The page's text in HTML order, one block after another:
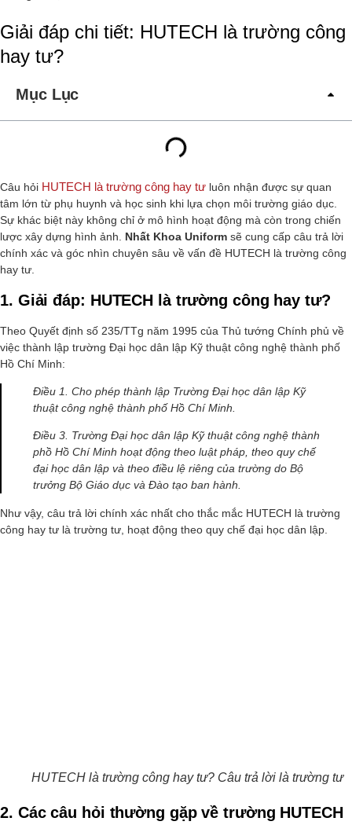
Giải đáp chi tiết: HUTECH là trường công
hay tư?
Mục Lục
Câu hỏi HUTECH là trường công hay tư luôn nhận được sự quan
tâm lớn từ phụ huynh và học sinh khi lựa chọn môi trường giáo dục.
Sự khác biệt này không chỉ ở mô hình hoạt động mà còn trong chiến
lược xây dựng hình ảnh. Nhất Khoa Uniform sẽ cung cấp câu trả lời
chính xác và góc nhìn chuyên sâu về vấn đề HUTECH là trường công
hay tư.
1. Giải đáp: HUTECH là trường công hay tư?
Theo Quyết định số 235/TTg năm 1995 của Thủ tướng Chính phủ về
việc thành lập trường Đại học dân lập Kỹ thuật công nghệ thành phố
Hồ Chí Minh:
Điều 1. Cho phép thành lập Trường Đại học dân lập Kỹ
thuật công nghệ thành phố Hồ Chí Minh.
Điều 3. Trường Đại học dân lập Kỹ thuật công nghệ thành
phồ Hồ Chí Minh hoạt động theo luật pháp, theo quy chế
đại học dân lập và theo điều lệ riêng của trường do Bộ
trưởng Bộ Giáo dục và Đào tạo ban hành.
Như vậy, câu trả lời chính xác nhất cho thắc mắc HUTECH là trường
công hay tư là trường tư, hoạt động theo quy chế đại học dân lập.
HUTECH là trường công hay tư? Câu trả lời là trường tư
2. Các câu hỏi thường gặp về trường HUTECH